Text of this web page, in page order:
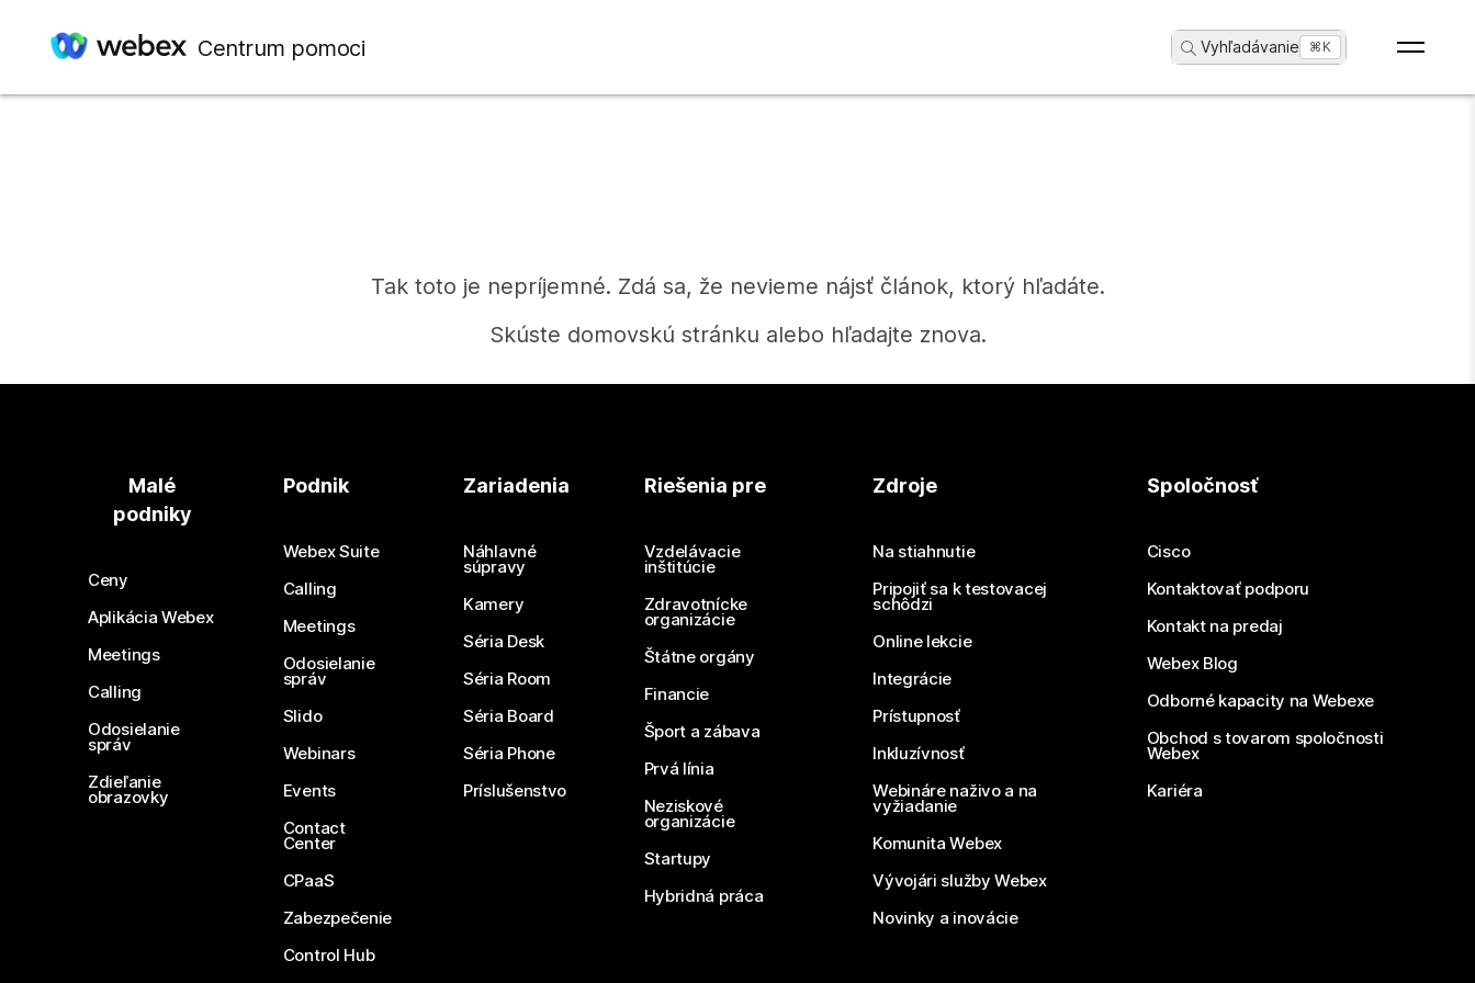
Centrum pomoci Vyhľadávanie ...⌘K
Tak toto je nepríjemné. Zdá sa, že nevieme nájsť článok, ktorý hľadáte.
Skúste domovskú stránku alebo hľadajte znova.
Potrebujete odpoveď?
Odoslať otázku
Malé
podniky
Ceny
Aplikácia Webex
Meetings
Calling
Odosielanie
správ
Zdieľanie
obrazovky
Podnik
Webex Suite
Calling
Meetings
Odosielanie
správ
Slido
Webinars
Events
Contact
Center
CPaaS
Zabezpečenie
Control Hub
Zariadenia
Náhlavné
súpravy
Kamery
Séria Desk
Séria Room
Séria Board
Séria Phone
Príslušenstvo
Riešenia pre
Vzdelávacie
inštitúcie
Zdravotnícke
organizácie
Štátne orgány
Financie
Šport a zábava
Prvá línia
Neziskové
organizácie
Startupy
Hybridná práca
Zdroje
Na stiahnutie
Pripojiť sa k testovacej
schôdzi
Online lekcie
Integrácie
Prístupnosť
Inkluzívnosť
Webináre naživo a na
vyžiadanie
Komunita Webex
Vývojári služby Webex
Novinky a inovácie
Spoločnosť
Cisco
Kontaktovať podporu
Kontakt na predaj
Webex Blog
Odborné kapacity na Webexe
Obchod s tovarom spoločnosti
Webex
Kariéra